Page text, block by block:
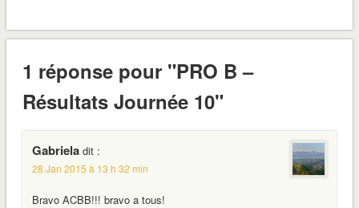
1 réponse pour "PRO B –
Résultats Journée 10"
Gabriela dit :
28 Jan 2015 à 13 h 32 min
Bravo ACBB!!! bravo a tous!